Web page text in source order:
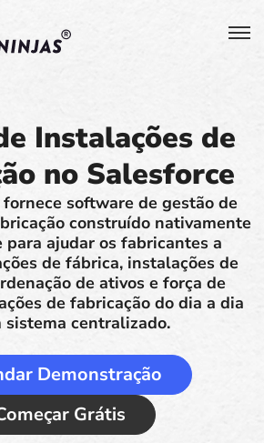
Instalações de
no Salesforce
software de gestão de
construído nativamente
para ajudar os fabricantes a
de fábrica, instalações de
de ativos e força de
de fabricação do dia a dia
sistema centralizado.
Demonstração
Grátis